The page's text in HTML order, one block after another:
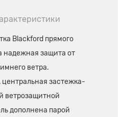
Blackford прямого
надежная защита от
ветра.
застежка-
ветрозащитной
дополнена парой